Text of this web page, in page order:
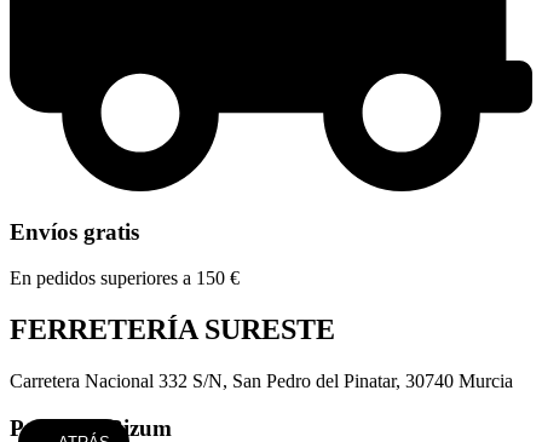
Envíos gratis
En pedidos superiores a 150 €
FERRETERÍA SURESTE
Carretera Nacional 332 S/N, San Pedro del Pinatar, 30740 Murcia
Paga con Bizum